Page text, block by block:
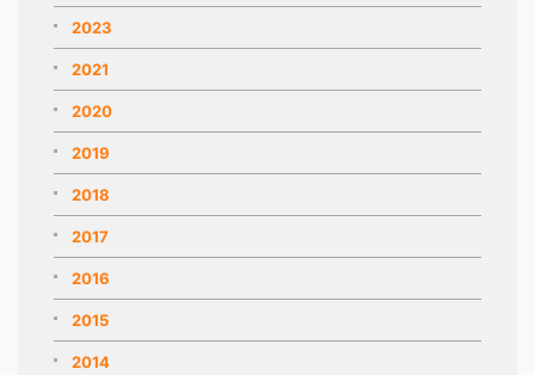
2023
2021
2020
2019
2018
2017
2016
2015
2014